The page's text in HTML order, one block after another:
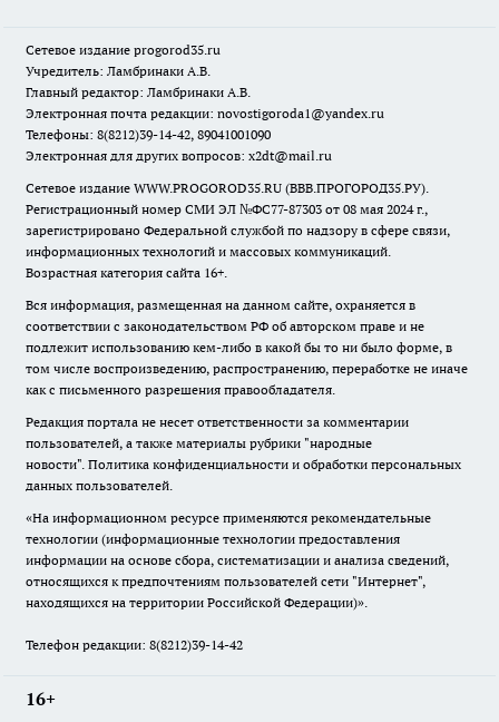
Сетевое издание progorod35.ru
Учредитель: Ламбринаки А.В.
Главный редактор: Ламбринаки А.В.
Электронная почта редакции: novostigoroda1@yandex.ru
Телефоны: 8(8212)39-14-42, 89041001090
Электронная для других вопросов: x2dt@mail.ru
Сетевое издание WWW.PROGOROD35.RU (ВВВ.ПРОГОРОД35.РУ).
Регистрационный номер СМИ ЭЛ №ФС77-87303 от 08 мая 2024 г.,
зарегистрировано Федеральной службой по надзору в сфере связи,
информационных технологий и массовых коммуникаций.
Возрастная категория сайта 16+.
Вся информация, размещенная на данном сайте, охраняется в
соответствии с законодательством РФ об авторском праве и не
подлежит использованию кем-либо в какой бы то ни было форме, в
том числе воспроизведению, распространению, переработке не иначе
как с письменного разрешения правообладателя.
Редакция портала не несет ответственности за комментарии
пользователей, а также материалы рубрики "народные
новости". Политика конфиденциальности и обработки персональных
данных пользователей.
«На информационном ресурсе применяются рекомендательные
технологии (информационные технологии предоставления
информации на основе сбора, систематизации и анализа сведений,
относящихся к предпочтениям пользователей сети "Интернет",
находящихся на территории Российской Федерации)».
Телефон редакции: 8(8212)39-14-42
16+